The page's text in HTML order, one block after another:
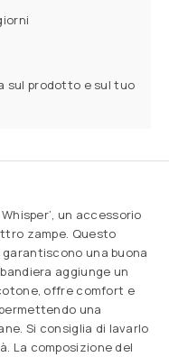
sul prodotto e sul tuo
un accessorio
zampe. Questo
una buona
aggiunge un
offre comfort e
una
Si consiglia di lavarlo
La composizione del